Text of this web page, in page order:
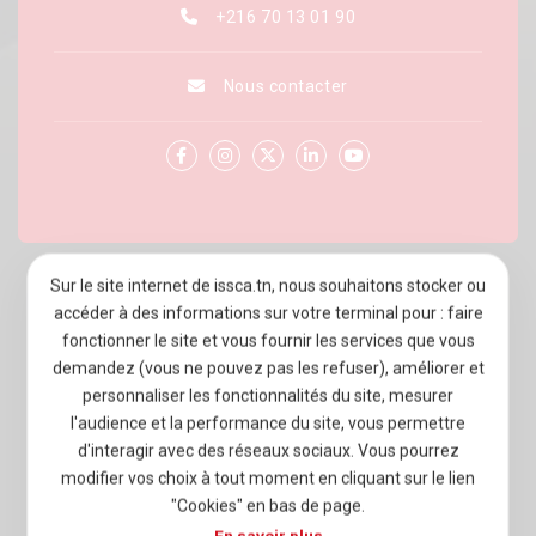
Sur le site internet de issca.tn, nous souhaitons stocker ou
accéder à des informations sur votre terminal pour : faire
fonctionner le site et vous fournir les services que vous
demandez (vous ne pouvez pas les refuser), améliorer et
personnaliser les fonctionnalités du site, mesurer
l'audience et la performance du site, vous permettre
d'interagir avec des réseaux sociaux. Vous pourrez
modifier vos choix à tout moment en cliquant sur le lien
"Cookies" en bas de page.
À PROPOS D’ISSCA BUSINESS SCHOOL
PROGRAMMES
ADMISSION
VIE ÉTUDIANTE
ENTREPRISES
NEWSROOM
+216 70 13 01 90
Nous contacter